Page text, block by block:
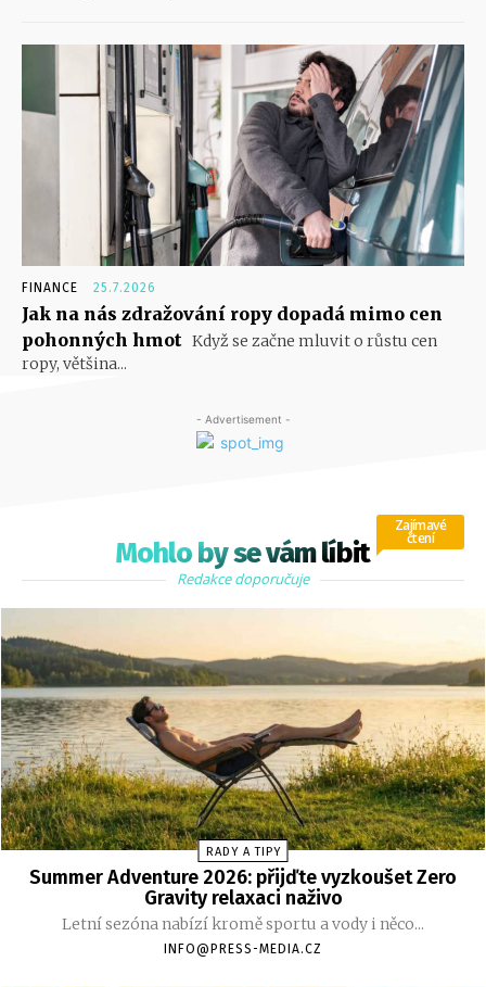
FINANCE 25.7.2026
Jak na nás zdražování ropy dopadá mimo cen
pohonných hmot Když se začne mluvit o růstu cen
ropy, většina...
- Advertisement -
Mohlo by se vám líbit
Zajímavé
čtení
Redakce doporučuje
RADY A TIPY
Summer Adventure 2026: přijďte vyzkoušet Zero
Gravity relaxaci naživo
Letní sezóna nabízí kromě sportu a vody i něco...
INFO@PRESS-MEDIA.CZ